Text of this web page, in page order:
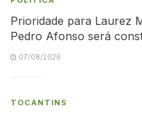
Prioridade para Laurez
Pedro Afonso será
07/08/2026
TOCANTINS